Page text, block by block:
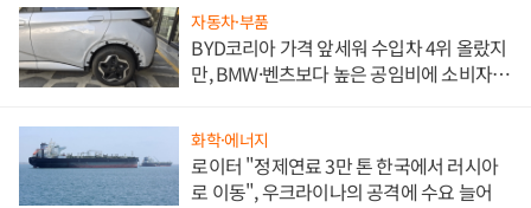
자동차·부품
BYD코리아 가격 앞세워 수입차 4위 올랐지
만, BMW·벤츠보다 높은 공임비에 소비자
화학·에너지
로이터 "정제연료 3만 톤 한국에서 러시아
로 이동", 우크라이나의 공격에 수요 늘어